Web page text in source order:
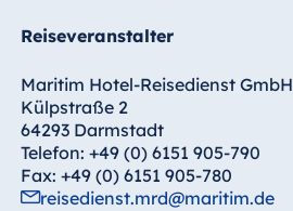
Reiseveranstalter
Maritim Hotel-Reisedienst GmbH
Külpstraße 2
64293 Darmstadt
Telefon: +49 (0) 6151 905-790
Fax: +49 (0) 6151 905-780
reisedienst.mrd@maritim.de